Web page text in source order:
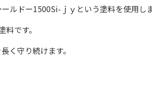
ルドー1500Si-ｊｙという塗料を使用し
です。
く守り続けます。